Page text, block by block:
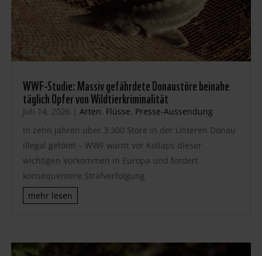
WWF-Studie: Massiv gefährdete Donaustöre beinahe
täglich Opfer von Wildtierkriminalität
Juli 14, 2026 | Arten, Flüsse, Presse-Aussendung
In zehn Jahren über 3.300 Störe in der Unteren Donau
illegal getötet – WWF warnt vor Kollaps dieser
wichtigen Vorkommen in Europa und fordert
konsequentere Strafverfolgung
mehr lesen